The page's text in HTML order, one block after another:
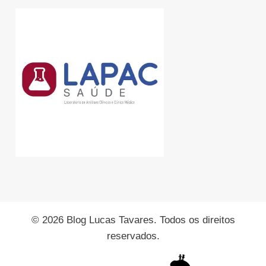
© 2026 Blog Lucas Tavares. Todos os direitos
reservados.